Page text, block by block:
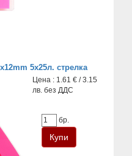
5x25л. стрелка
Цена : 1.61 € / 3.15
лв. без ДДС
бр.